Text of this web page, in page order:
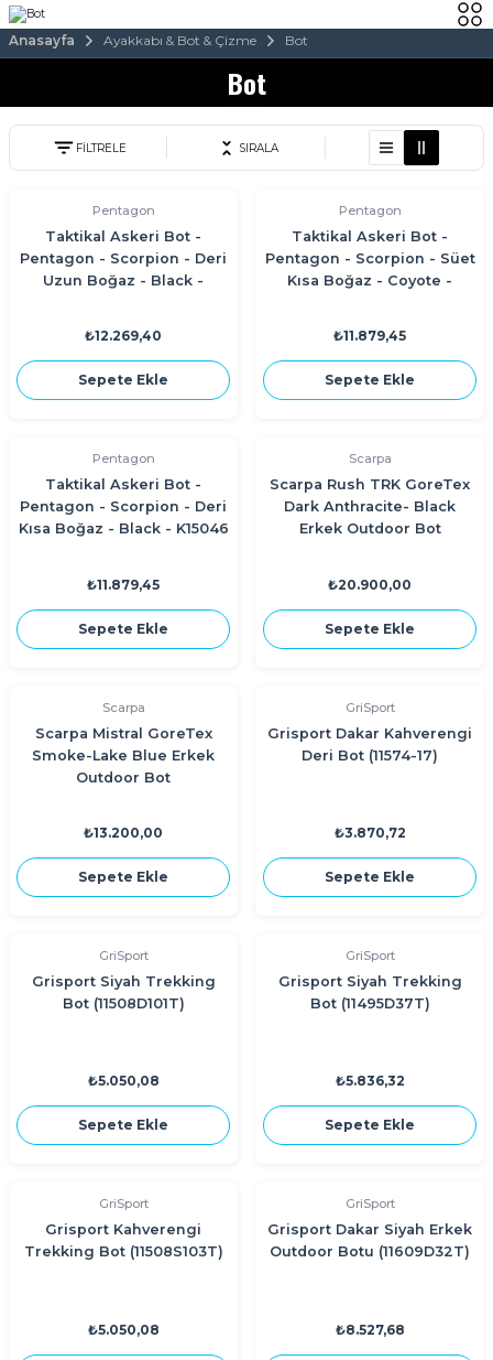
Anasayfa Ayakkabı & Bot & Çizme Bot
Bot
FİLTRELE SIRALA
Pentagon
Taktikal Askeri Bot -
Pentagon - Scorpion - Deri
Uzun Boğaz - Black -
₺12.269,40
Sepete Ekle
Pentagon
Taktikal Askeri Bot -
Pentagon - Scorpion - Süet
Kısa Boğaz - Coyote -
₺11.879,45
Sepete Ekle
Pentagon
Taktikal Askeri Bot -
Pentagon - Scorpion - Deri
Kısa Boğaz - Black - K15046
₺11.879,45
Sepete Ekle
Scarpa
Scarpa Rush TRK GoreTex
Dark Anthracite- Black
Erkek Outdoor Bot
₺20.900,00
Sepete Ekle
Scarpa
Scarpa Mistral GoreTex
Smoke-Lake Blue Erkek
Outdoor Bot
₺13.200,00
Sepete Ekle
GriSport
Grisport Dakar Kahverengi
Deri Bot (11574-17)
₺3.870,72
Sepete Ekle
GriSport
Grisport Siyah Trekking
Bot (11508D101T)
₺5.050,08
Sepete Ekle
GriSport
Grisport Siyah Trekking
Bot (11495D37T)
₺5.836,32
Sepete Ekle
GriSport
Grisport Kahverengi
Trekking Bot (11508S103T)
₺5.050,08
GriSport
Grisport Dakar Siyah Erkek
Outdoor Botu (11609D32T)
₺8.527,68